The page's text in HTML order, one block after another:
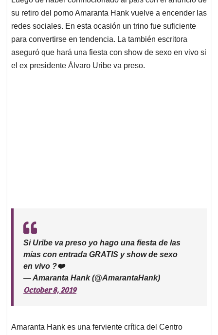
s
A
p
p
b
o
o
k
e
d
I
n
l
a
d
s
su retiro del porno Amaranta Hank vuelve a encender las
redes sociales. En esta ocasión un trino fue suficiente
para convertirse en tendencia. La también escritora
aseguró que hará una fiesta con show de sexo en vivo si
el ex presidente Álvaro Uribe va preso.
Si Uribe va preso yo hago una fiesta de las
mías con entrada GRATIS y show de sexo
en vivo ?❤️
— Amaranta Hank (@AmarantaHank)
October 8, 2019
Amaranta Hank es una ferviente crítica del Centro